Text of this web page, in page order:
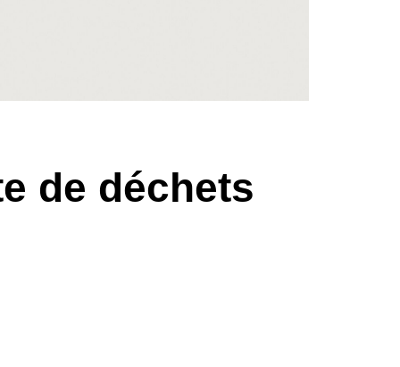
de déchets